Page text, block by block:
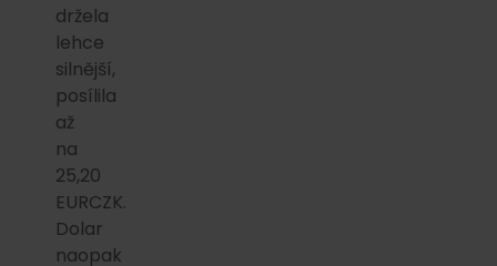
držela
lehce
silnější,
posílila
až
na
25,20
EURCZK.
Dolar
naopak